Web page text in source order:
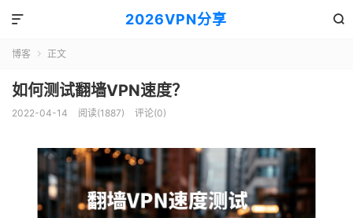
2026VPN分享 

博客  正文
如何测试翻墙VPN速度？
2022-04-14 阅读(1887) 评论(0)